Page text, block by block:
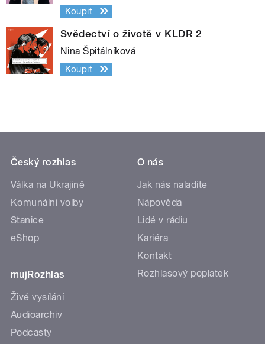
Koupit
Svědectví o životě v KLDR 2
Nina Špitálníková
Koupit
Český rozhlas
Válka na Ukrajině
Komunální volby
Stanice
eShop
mujRozhlas
Živé vysílání
Audioarchiv
Podcasty
O nás
Jak nás naladíte
Nápověda
Lidé v rádiu
Kariéra
Kontakt
Rozhlasový poplatek